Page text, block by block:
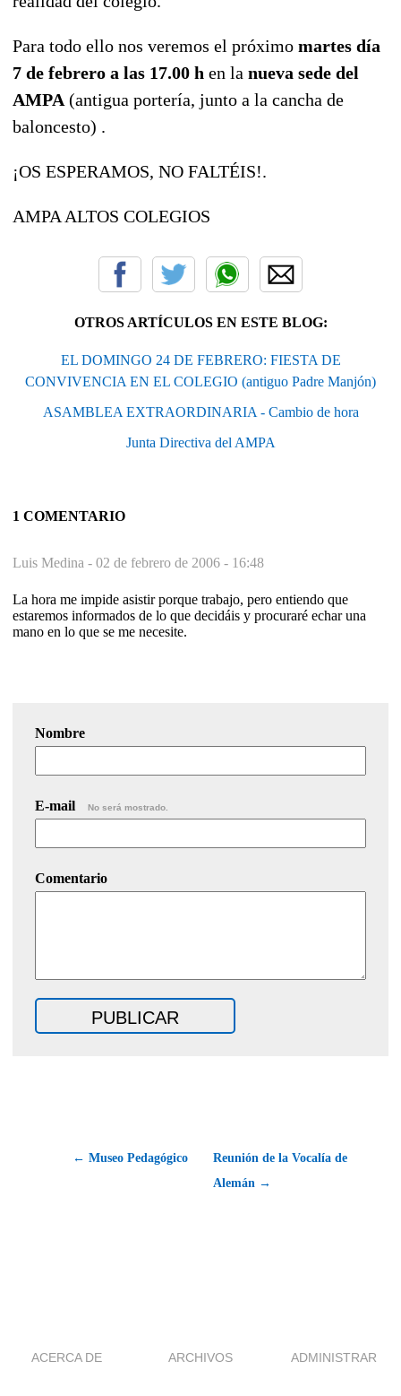
Para todo ello nos veremos el próximo martes día
7 de febrero a las 17.00 h en la nueva sede del
AMPA (antigua portería, junto a la cancha de
baloncesto) .
¡OS ESPERAMOS, NO FALTÉIS!.
AMPA ALTOS COLEGIOS
OTROS ARTÍCULOS EN ESTE BLOG:
EL DOMINGO 24 DE FEBRERO: FIESTA DE
CONVIVENCIA EN EL COLEGIO (antiguo Padre Manjón)
ASAMBLEA EXTRAORDINARIA - Cambio de hora
Junta Directiva del AMPA
1 COMENTARIO
Luis Medina - 02 de febrero de 2006 - 16:48
La hora me impide asistir porque trabajo, pero entiendo que
estaremos informados de lo que decidáis y procuraré echar una
mano en lo que se me necesite.
Nombre
E-mail No será mostrado.
Comentario
← Museo Pedagógico
Reunión de la Vocalía de
Alemán →
ACERCA DE ARCHIVOS ADMINISTRAR